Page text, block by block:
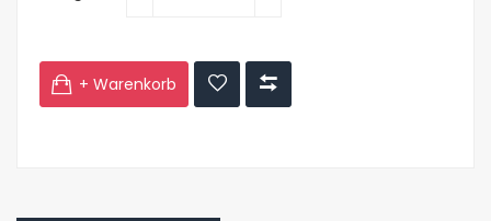
+ Warenkorb